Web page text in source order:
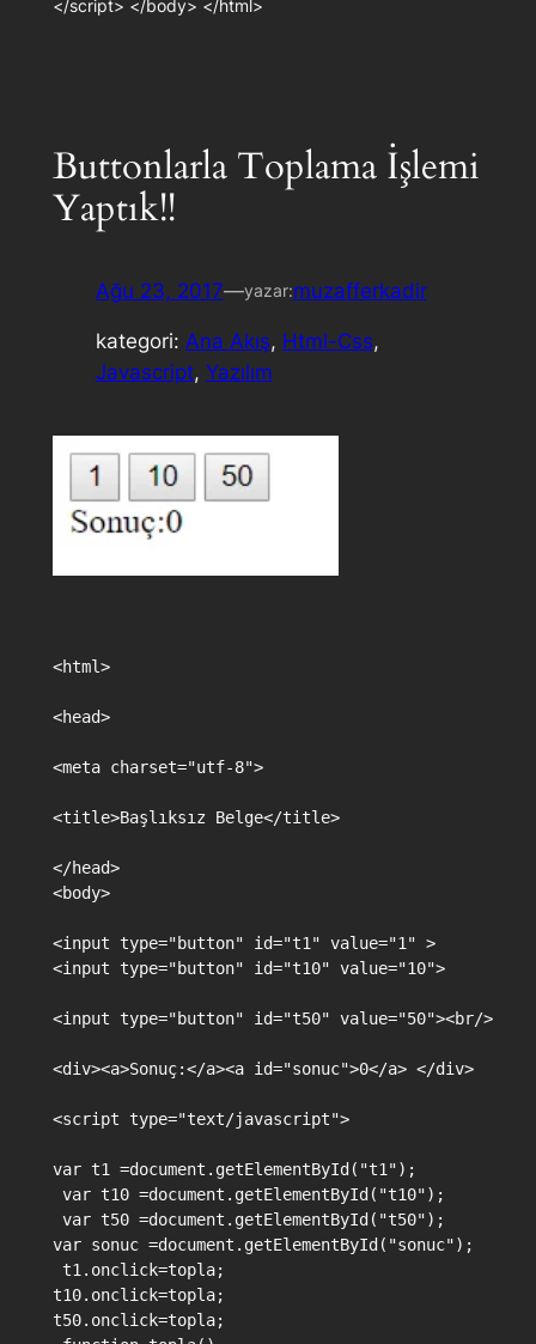
</script> </body> </html>
Buttonlarla Toplama İşlemi
Yaptık!!
Ağu 23, 2017—yazar:muzafferkadir
kategori: Ana Akış, Html-Css
Javascript, Yazılım
<html>
<head>
<meta charset="utf-8">
<title>Başlıksız Belge</title>
</head>
<body>
<input type="button" id="t1" value="1" >
<input type="button" id="t10" value="10">
<input type="button" id="t50" value="50"><br/>
<div><a>Sonuç:</a><a id="sonuc">0</a> </div>
<script type="text/javascript">
var t1 =document.getElementById("t1");
var t10 =document.getElementById("t10");
var t50 =document.getElementById("t50");
var sonuc =document.getElementById("sonuc");
t1.onclick=topla;
t10.onclick=topla;
t50.onclick=topla;